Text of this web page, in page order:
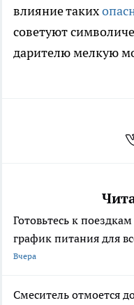
влияние таких
советуют
дарителю мелкую
Готовьтесь к
график питания для
Вчера
Смеситель отмоется